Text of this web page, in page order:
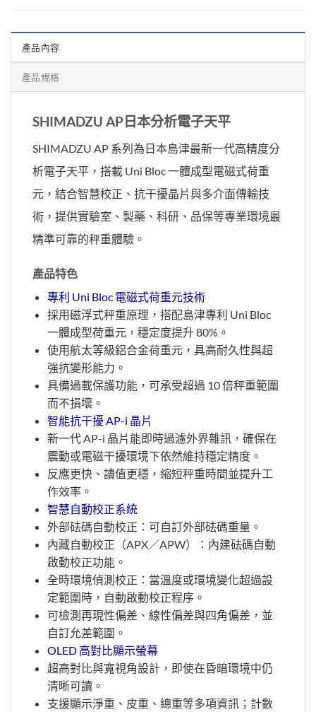
產品內容
產品規格
SHIMADZU AP日本分析電子天平
SHIMADZU AP 系列為日本島津最新一代高精度分
析電子天平，搭載 Uni Bloc 一體成型電磁式荷重
元，結合智慧校正、抗干擾晶片與多介面傳輸技
術，提供實驗室、製藥、科研、品保等專業環境最
精準可靠的秤重體驗。
產品特色
專利 Uni Bloc 電磁式荷重元技術
採用磁浮式秤重原理，搭配島津專利 Uni Bloc
一體成型荷重元，穩定度提升 80%。
使用航太等級鋁合金荷重元，具高耐久性與超
強抗變形能力。
具備過載保護功能，可承受超過 10 倍秤重範圍
而不損壞。
智能抗干擾 AP-i 晶片
新一代 AP-i 晶片能即時過濾外界雜訊，確保在
震動或電磁干擾環境下依然維持穩定精度。
反應更快、讀值更穩，縮短秤重時間並提升工
作效率。
智慧自動校正系統
外部砝碼自動校正：可自訂外部砝碼重量。
內藏自動校正（APX／APW）：內建砝碼自動
啟動校正功能。
全時環境偵測校正：當溫度或環境變化超過設
定範圍時，自動啟動校正程序。
可檢測再現性偏差、線性偏差與四角偏差，並
自訂允差範圍。
OLED 高對比顯示螢幕
超高對比與寬視角設計，即使在昏暗環境中仍
清晰可讀。
支援顯示淨重、皮重、總重等多項資訊；計數